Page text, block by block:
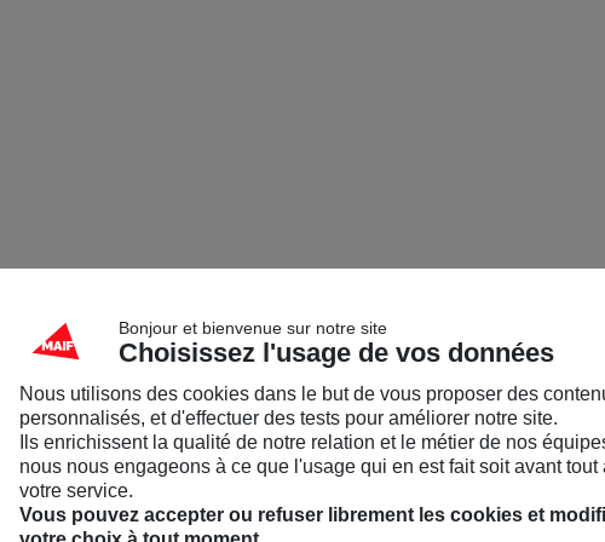
Bonjour et bienvenue sur notre site
Choisissez l'usage de vos données
Nous utilisons des cookies dans le but de vous proposer des
personnalisés, et d'effectuer des tests pour améliorer notre site.
Ils enrichissent la qualité de notre relation et le métier de nos
nous nous engageons à ce que l'usage qui en est fait soit avant tout
votre service.
Vous pouvez accepter ou refuser librement les cookies et